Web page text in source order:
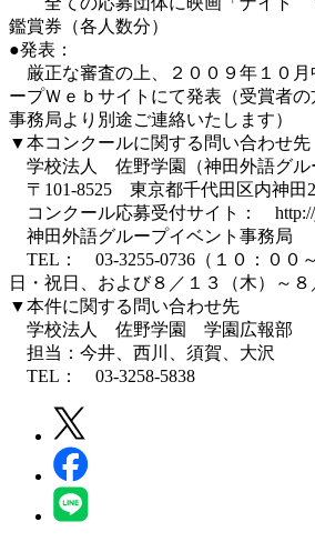
鑑賞券（各人数分）
●発表：
厳正な審査の上、２００９年１０月
ープＷｅｂサイトにて発表（受賞者
事務局より別途ご連絡いたします）
▼本コンクールに関する問い合わせ先
学校法人 佐野学園（神田外語グル
〒101-8525 東京都千代田区内神田
コンクール応募受付サイト： http://
神田外語グループイベント事務局
TEL： 03-3255-0736（１０：００
日・祝日、および８／１３（木）～８
▼本件に関する問い合わせ先
学校法人 佐野学園 学園広報部
担当：今井、西川、須賀、大沢
TEL： 03-3258-5838